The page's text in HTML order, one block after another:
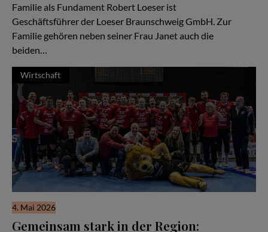
Familie als Fundament Robert Loeser ist
Geschäftsführer der Loeser Braunschweig GmbH. Zur
Familie gehören neben seiner Frau Janet auch die
beiden…
Wirtschaft
4. Mai 2026
Gemeinsam stark in der Region: